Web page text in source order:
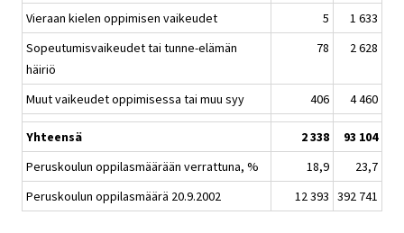
Vieraan kielen oppimisen vaikeudet
5 1 633
Sopeutumisvaikeudet tai tunne-elämän
häiriö
78 2 628
Muut vaikeudet oppimisessa tai muu syy 406 4 460
Yhteensä 2 338 93 104
Peruskoulun oppilasmäärään verrattuna, %
18,9
23,7
Peruskoulun oppilasmäärä 20.9.2002
12 393 392 741